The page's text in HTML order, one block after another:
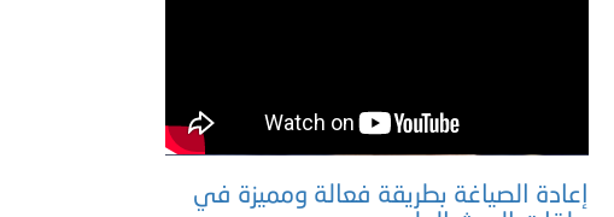
إعادة الصياغة بطريقة فعالة ومميزة في